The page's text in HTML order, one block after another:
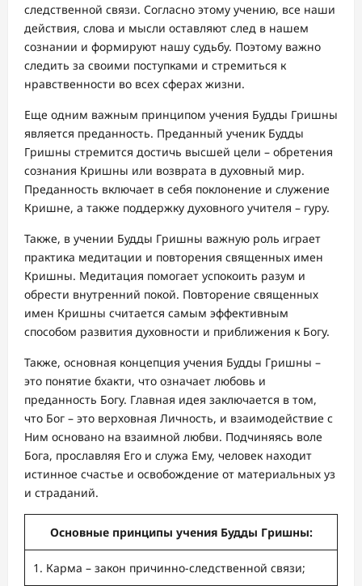
следственной связи. Согласно этому учению, все наши
действия, слова и мысли оставляют след в нашем
сознании и формируют нашу судьбу. Поэтому важно
следить за своими поступками и стремиться к
нравственности во всех сферах жизни.
Еще одним важным принципом учения Будды Гришны
является преданность. Преданный ученик Будды
Гришны стремится достичь высшей цели – обретения
сознания Кришны или возврата в духовный мир.
Преданность включает в себя поклонение и служение
Кришне, а также поддержку духовного учителя – гуру.
Также, в учении Будды Гришны важную роль играет
практика медитации и повторения священных имен
Кришны. Медитация помогает успокоить разум и
обрести внутренний покой. Повторение священных
имен Кришны считается самым эффективным
способом развития духовности и приближения к Богу.
Также, основная концепция учения Будды Гришны –
это понятие бхакти, что означает любовь и
преданность Богу. Главная идея заключается в том,
что Бог – это верховная Личность, и взаимодействие с
Ним основано на взаимной любви. Подчиняясь воле
Бога, прославляя Его и служа Ему, человек находит
истинное счастье и освобождение от материальных уз
и страданий.
Основные принципы учения Будды Гришны:
1. Карма – закон причинно-следственной связи;